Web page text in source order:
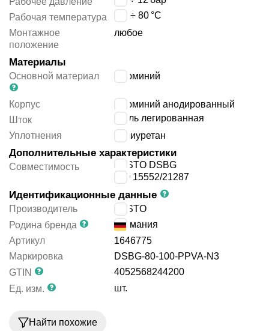
Рабочая температура
-20 ÷ 80 °C
Монтажное
положение
любое
Материалы
Основной материал алюминий
Корпус
алюминий анодированный
Шток
сталь легированная
Уплотнения
полиуретан
Дополнительные характеристики
Совместимость
FESTO DSBG
ISO 15552/21287
Идентификационные данные
Производитель
FESTO
Родина бренда
Германия
Артикул
1646775
Маркировка
DSBG-80-100-PPVA-N3
GTIN
4052568244200
Ед. изм.
шт.
Найти похожие